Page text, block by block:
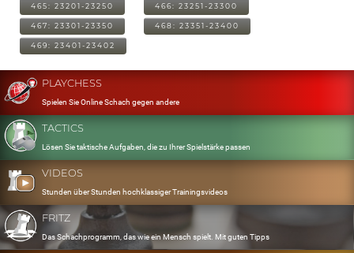
465: 23201-23250 466: 23251-23300
467: 23301-23350 468: 23351-23400
469: 23401-23402
PLAYCHESS
Spielen Sie Online Schach gegen andere
TACTICS
Lösen Sie taktische Aufgaben, die zu Ihrer Spielstärke passen
VIDEOS
Stunden über Stunden hochklassiger Trainingsvideos
FRITZ
Das Schachprogramm, das wie ein Mensch spielt. Mit guten Tipps